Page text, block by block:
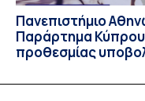
Πανεπιστήμιο
Παράρτημα
προθεσμίας
υποψηφίων